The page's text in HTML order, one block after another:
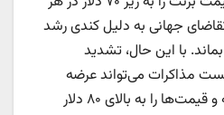
جهانی به دلیل کندی رشد
با این حال، تشدید
مذاکرات می‌تواند عرضه
ایران را محدود نگه داشته و قیمت‌ها را به بالای ۸۰ دلار